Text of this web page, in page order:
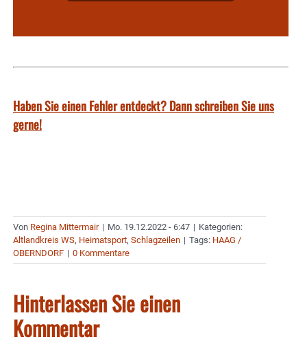
Haben Sie einen Fehler entdeckt? Dann schreiben Sie uns
gerne!
Von Regina Mittermair | Mo. 19.12.2022 - 6:47 | Kategorien:
Altlandkreis WS, Heimatsport, Schlagzeilen | Tags: HAAG /
OBERNDORF | 0 Kommentare
Hinterlassen Sie einen
Kommentar